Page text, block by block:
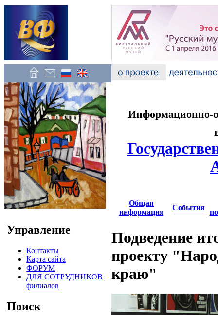
Управление
Контакты
Карта сайта
ФОРУМ
ДЛЯ СОТРУДНИКОВ
филиалов
Поиск
Информационно-
Общая
информация
События
Подведение
проекту
краю"